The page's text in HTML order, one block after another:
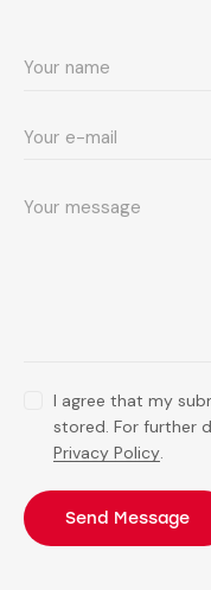
I agree that my
stored. For further
Privacy Policy.
Send Message